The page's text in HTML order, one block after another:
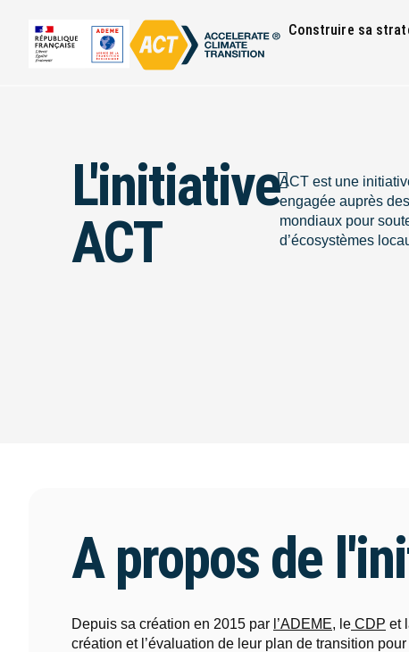
Construire sa
L'initiative
ACT
ACT est une
engagée auprès
mondiaux pour
d’écosystèmes
A propos de
Depuis sa création en 2015 par l’ADEME, le CDP et
création et l’évaluation de leur plan de transition